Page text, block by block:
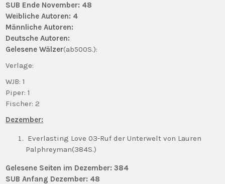
SUB Ende November: 48
Weibliche Autoren: 4
Männliche Autoren:
Deutsche Autoren:
Gelesene Wälzer(ab500S.):
Verlage:
WJB: 1
Piper: 1
Fischer: 2
Dezember:
Everlasting Love 03-Ruf der Unterwelt von Lauren
Palphreyman(384S.)
Gelesene Seiten im Dezember: 384
SUB Anfang Dezember: 48